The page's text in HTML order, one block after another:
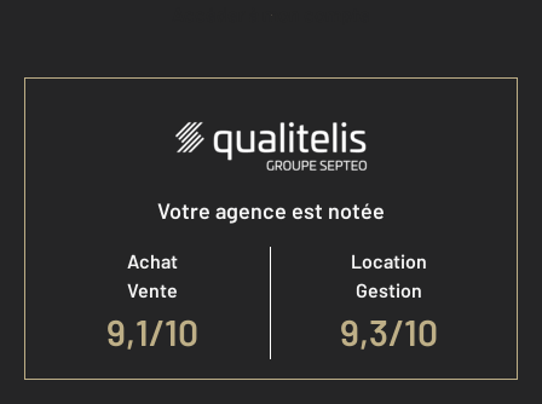
Accéder à mon compte
Votre agence est notée
Achat
Vente
9,1/10
Location
Gestion
9,3/10